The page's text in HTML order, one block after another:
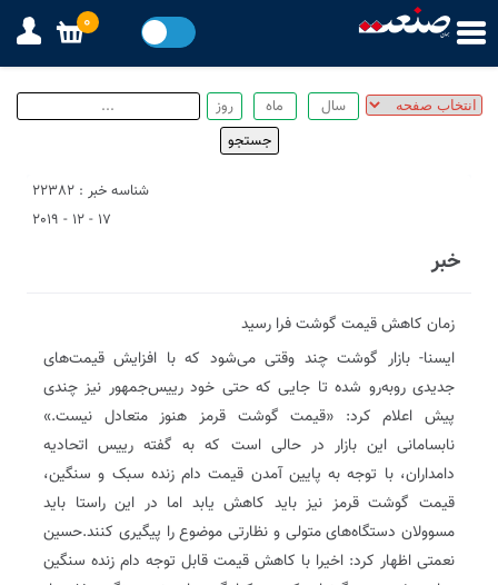
شناسه خبر : 22382
17 - 12 - 2019
خبر
زمان کاهش قیمت گوشت فرا رسید
ایسنا- بازار گوشت چند وقتی می‌شود که با افزایش قیمت‌های
جدیدی روبه‌رو شده تا جایی که حتی خود رییس‌جمهور نیز چندی
پیش اعلام کرد: «قیمت گوشت قرمز هنوز متعادل نیست.»
نابسامانی این بازار در حالی است که به گفته رییس اتحادیه
دامداران، با توجه به پایین آمدن قیمت دام زنده سبک و سنگین،
قیمت گوشت قرمز نیز باید کاهش یابد اما در این راستا باید
مسوولان دستگاه‌های متولی و نظارتی موضوع را پیگیری کنند.حسین
نعمتی اظهار کرد: اخیرا با کاهش قیمت قابل توجه دام زنده سنگین
0